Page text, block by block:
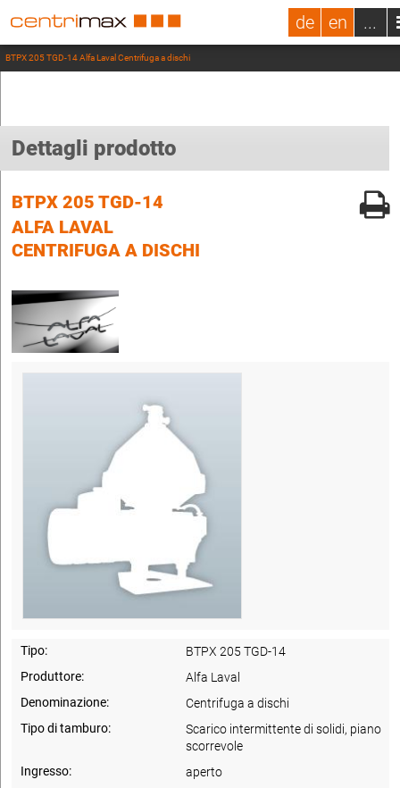
de en ...
BTPX 205 TGD-14 Alfa Laval Centrifuga a dischi
Dettagli prodotto
BTPX 205 TGD-14
ALFA LAVAL
CENTRIFUGA A DISCHI
Tipo:
BTPX 205 TGD-14
Produttore:
Alfa Laval
Denominazione:
Centrifuga a dischi
Tipo di tamburo:
Scarico intermittente di solidi, piano
scorrevole
Ingresso:
aperto